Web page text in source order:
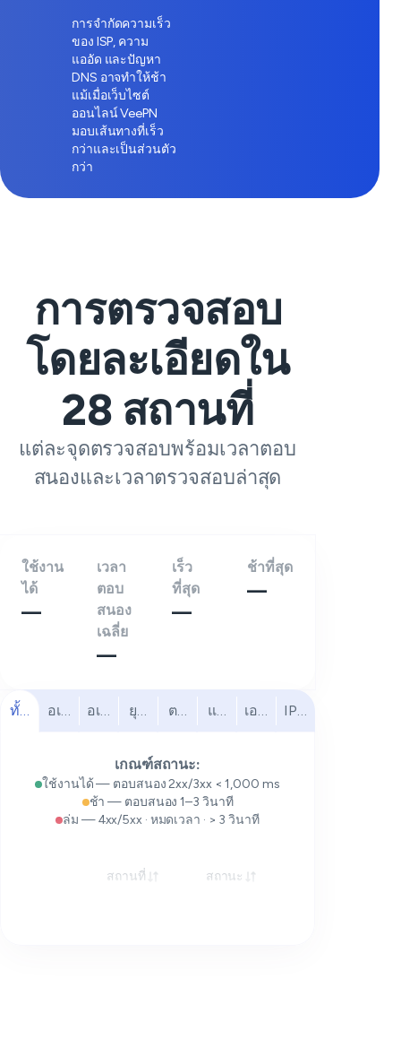
การจำกัดความเร็ว
ของ ISP, ความ
แออัด และปัญหา
DNS อาจทำให้ช้า
แม้เมื่อเว็บไซต์
ออนไลน์ VeePN
มอบเส้นทางที่เร็ว
กว่าและเป็นส่วนตัว
กว่า
การตรวจสอบ
โดยละเอียดใน
28 สถานที่
แต่ละจุดตรวจสอบพร้อมเวลาตอบ
สนองและเวลาตรวจสอบล่าสุด
ใช้งาน
ได้
—
เวลา
ตอบ
สนอง
เฉลี่ย
—
เร็ว
ที่สุด
—
ช้าที่สุด
—
ทั้งหมดอเมริกาเหนือ
อเมริกาใต้
ยุโรป ตะวันออกกลาง
แอฟริกาเอเชียแปซิฟิก
IPv6
เกณฑ์สถานะ:
ใช้งานได้ — ตอบสนอง 2xx/3xx < 1,000 ms
ช้า — ตอบสนอง 1–3 วินาที
ล่ม — 4xx/5xx · หมดเวลา · > 3 วินาที
สถานที่ สถานะ